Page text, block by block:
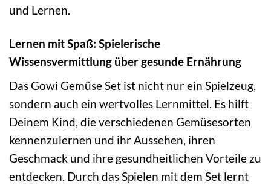
und Lernen.
Lernen mit Spaß: Spielerische
Wissensvermittlung über gesunde Ernährung
Das Gowi Gemüse Set ist nicht nur ein Spielzeug,
sondern auch ein wertvolles Lernmittel. Es hilft
Deinem Kind, die verschiedenen Gemüsesorten
kennenzulernen und ihr Aussehen, ihren
Geschmack und ihre gesundheitlichen Vorteile zu
entdecken. Durch das Spielen mit dem Set lernt